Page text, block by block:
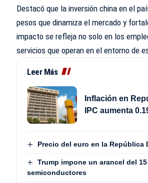
Destacó que la inversión china en el
pesos que dinamiza el mercado y
impacto se refleja no solo en los
servicios que operan en el entorno de
Leer Más
Inflación en
IPC aumenta
Precio del euro en la República
Trump impone un arancel del
semiconductores